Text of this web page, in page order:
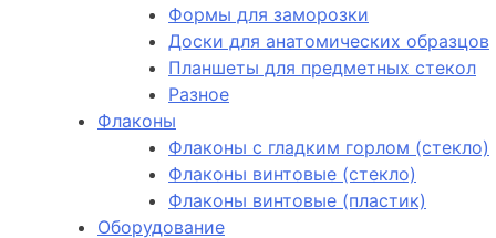
Формы для заморозки
Доски для анатомических образцов
Планшеты для предметных стекол
Разное
Флаконы
Флаконы с гладким горлом (стекло)
Флаконы винтовые (стекло)
Флаконы винтовые (пластик)
Оборудование